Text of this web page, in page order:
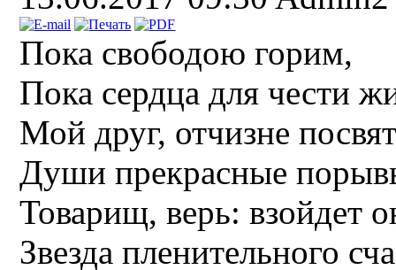
Пока свободою горим,
Пока сердца для чести
Мой друг, отчизне
Души прекрасные
Товарищ, верь: взойдет
Звезда пленительного